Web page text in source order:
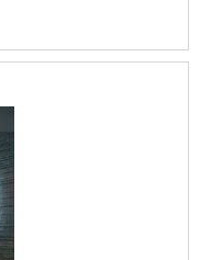
do
é uma
da
são
atraente;